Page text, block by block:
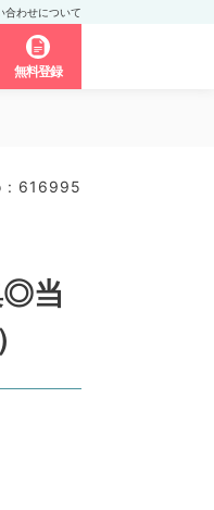
合わせについて
無料登録
: 616995
◎当